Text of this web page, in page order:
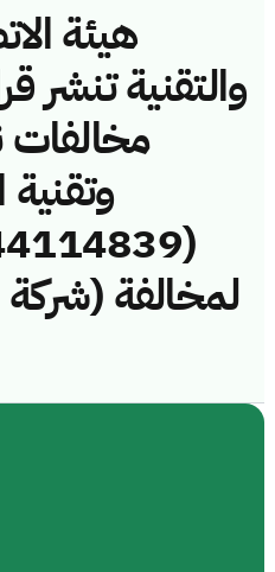
هيئة
والتقنية تنشر
مخالفات
لمخالفة (شركة